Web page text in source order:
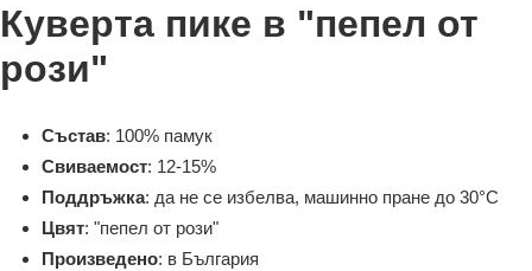
количката
TWITTER
Куверта пике в "пепел от
рози"
Състав: 100% памук
Свиваемост: 12-15%
Поддръжка: да не се избелва, машинно пране до 30°C
Цвят: "пепел от рози"
Произведено: в България